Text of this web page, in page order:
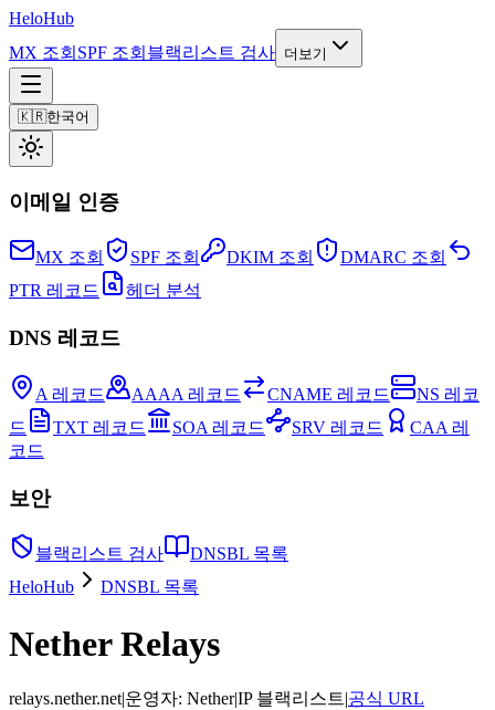
HeloHub
MX 조회 SPF 조회 블랙리스트 검사 더보기
🇰🇷한국어
이메일 인증
MX 조회 SPF 조회 DKIM 조회
DMARC 조회
PTR 레코드
헤더 분석
DNS 레코드
A 레코드 AAAA 레코드 CNAME 레코드
NS 레코
드
TXT 레코드 SOA 레코드 SRV 레코드
CAA 레
코드
보안
블랙리스트 검사
DNSBL 목록
HeloHub
DNSBL 목록
Nether Relays
relays.nether.net|운영자: Nether|IP 블랙리스트|공식 URL